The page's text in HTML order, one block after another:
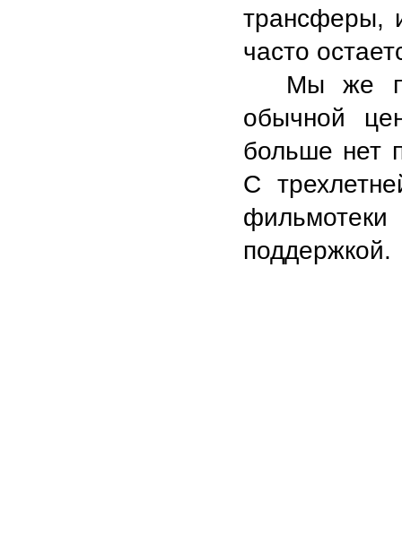
трансферы,
часто
Мы же
обычной
больше нет
С
поддержкой.